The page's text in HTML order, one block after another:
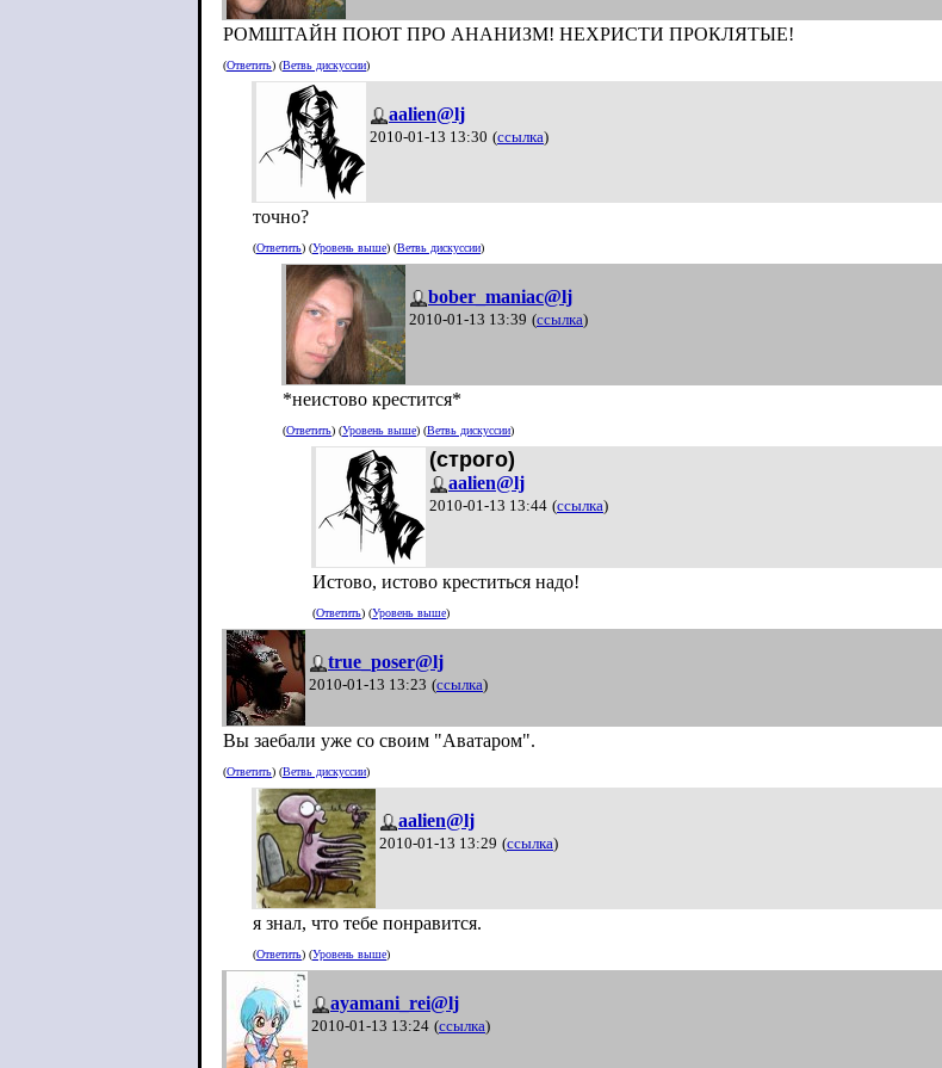
РОМШТАЙН ПОЮТ ПРО АНАНИЗМ! НЕХРИСТИ ПРОКЛЯТЫЕ!
(Ответить) (Ветвь дискуссии)
aalien@lj
2010-01-13 13:30 (ссылка)
точно?
(Ответить) (Уровень выше) (Ветвь дискуссии)
bober_maniac@lj
2010-01-13 13:39 (ссылка)
*неистово крестится*
(Ответить) (Уровень выше) (Ветвь дискуссии)
(строго)
aalien@lj
2010-01-13 13:44 (ссылка)
Истово, истово креститься надо!
(Ответить) (Уровень выше)
true_poser@lj
2010-01-13 13:23 (ссылка)
Вы заебали уже со своим "Аватаром".
(Ответить) (Ветвь дискуссии)
aalien@lj
2010-01-13 13:29 (ссылка)
я знал, что тебе понравится.
(Ответить) (Уровень выше)
ayamani_rei@lj
2010-01-13 13:24 (ссылка)